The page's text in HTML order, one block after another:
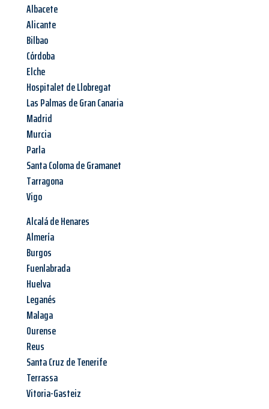
Albacete
Alicante
Bilbao
Córdoba
Elche
Hospitalet de Llobregat
Las Palmas de Gran Canaria
Madrid
Murcia
Parla
Santa Coloma de Gramanet
Tarragona
Vigo
Alcalá de Henares
Almería
Burgos
Fuenlabrada
Huelva
Leganés
Malaga
Ourense
Reus
Santa Cruz de Tenerife
Terrassa
Vitoria-Gasteiz